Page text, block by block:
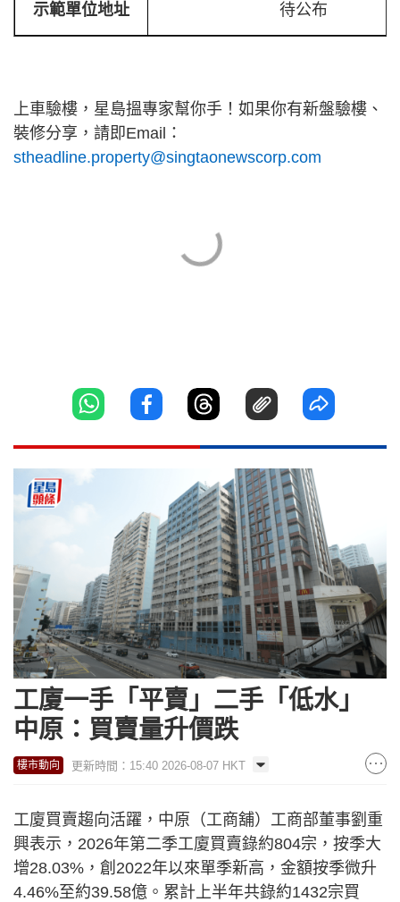
示範單位地址 待公布
上車驗樓，星島搵專家幫你手！如果你有新盤驗樓、
裝修分享，請即Email：
stheadline.property@singtaonewscorp.com
工廈一手「平賣」二手「低水」
中原：買賣量升價跌
樓市動向 更新時間：15:40 2026-08-07 HKT
工廈買賣趨向活躍，中原（工商舖）工商部董事劉重
興表示，2026年第二季工廈買賣錄約804宗，按季大
增28.03%，創2022年以來單季新高，金額按季微升
4.46%至約39.58億。累計上半年共錄約1432宗買